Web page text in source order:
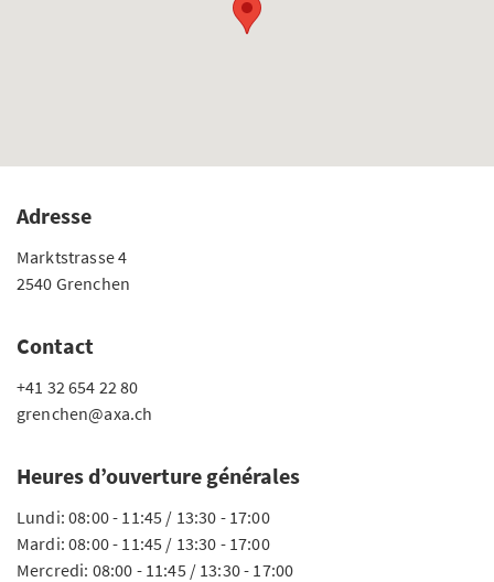
Adresse
Marktstrasse 4
2540 Grenchen
Contact
+41 32 654 22 80
grenchen@axa.ch
Heures d’ouverture générales
Lundi: 08:00 - 11:45 / 13:30 - 17:00
Mardi: 08:00 - 11:45 / 13:30 - 17:00
Mercredi: 08:00 - 11:45 / 13:30 - 17:00